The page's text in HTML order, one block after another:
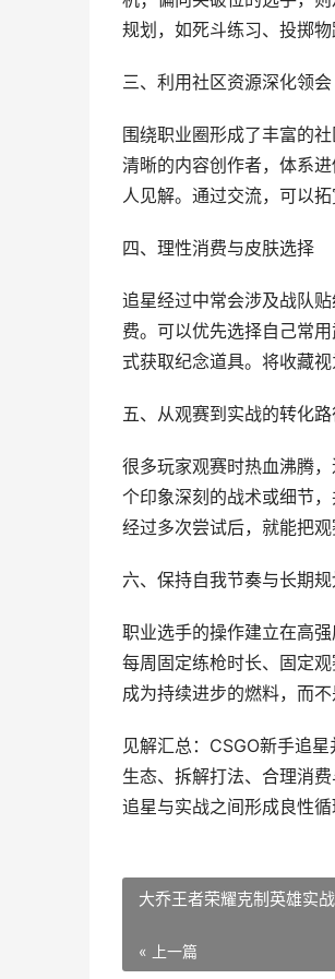
规划，如死斗练习、投掷
三、利用社区资源深化领会
围绕职业圈形成了丰富的
清晰的内容创作者，体系
人见解。通过交流，可以
四、理性消费与皮肤选择
追星经过中常会涉及战队
费。可以优先选择自己常
式获取纪念道具。将收藏
五、从观赛到实战的转化路
很多玩家观赛时热血沸腾
个印象深刻的战术或细节
经过多次尝试后，就能把
六、保持自我节奏与长期规
职业选手的操作建立在高
每周固定练枪时长、固定
成为持续进步的燃料，而
见解汇总：CSGO新手追
生态、拆解打法、合理消
追星与实战之间形成良性
大乔王者荣耀克制英雄实
« 上一篇